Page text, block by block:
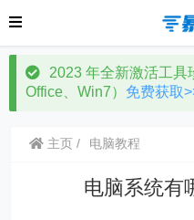
2023 年全新激活工具
Office、Win7） 免费获取
主页 电脑教程
电脑系统有